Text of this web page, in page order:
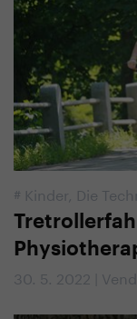
# Kinder Die
30. 5. 2022 |